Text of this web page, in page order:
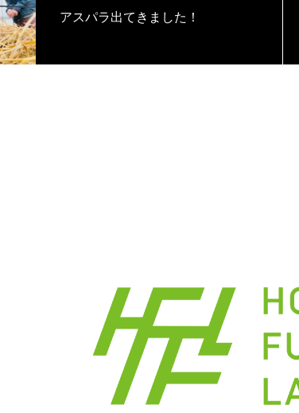
アスパラ出てきました！